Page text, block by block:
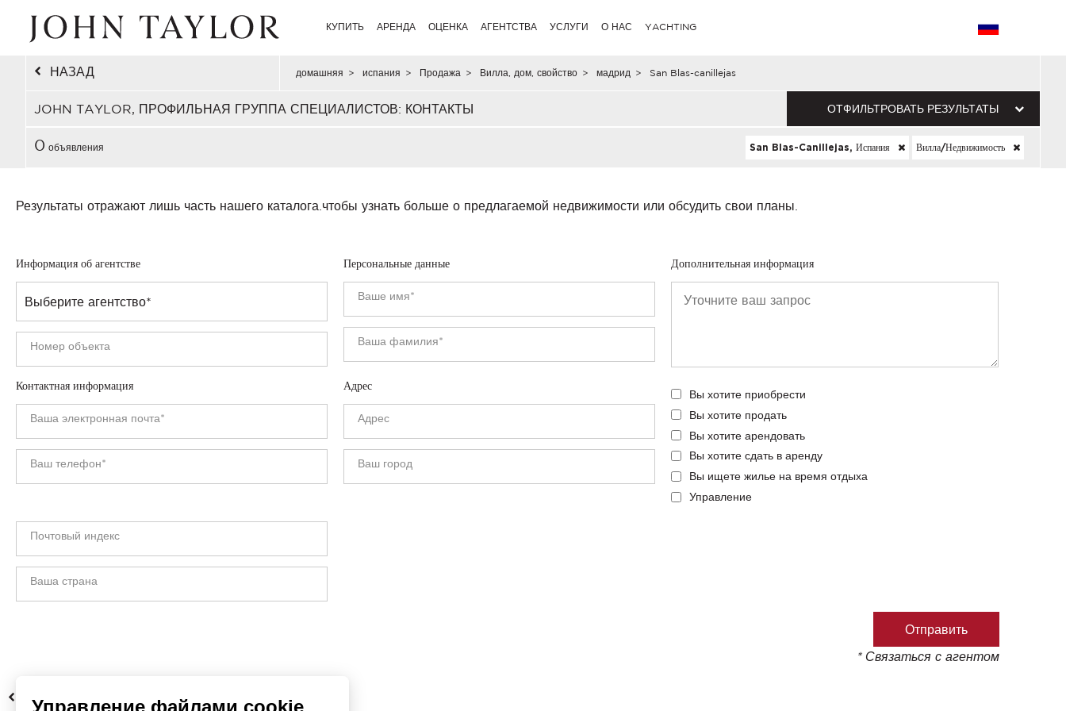
КУПИТЬ АРЕНДА ОЦЕНКА АГЕНТСТВА УСЛУГИ О НАС YACHTING
НАЗАД домашняя > испания > Продажа > Вилла, дом, свойство > мадрид > San Blas-canillejas
JOHN TAYLOR, ПРОФИЛЬНАЯ ГРУППА СПЕЦИАЛИСТОВ: КОНТАКТЫ ОТФИЛЬТРОВАТЬ РЕЗУЛЬТАТЫ
0 объявления San Blas-Canillejas, Испания Вилла/недвижимость
Результаты отражают лишь часть нашего каталога. чтобы узнать больше о предлагаемой недвижимости или обсудить свои планы.
Информация об агентстве Персональные данные
Контактная информация Адрес
Дополнительная информация
Вы хотите приобрести
Вы хотите продать
Вы хотите арендовать
Вы хотите сдать в аренду
Вы ищете жилье на время отдыха
Управление
* Связаться с агентом
НАЗАД
Управление файлами cookie